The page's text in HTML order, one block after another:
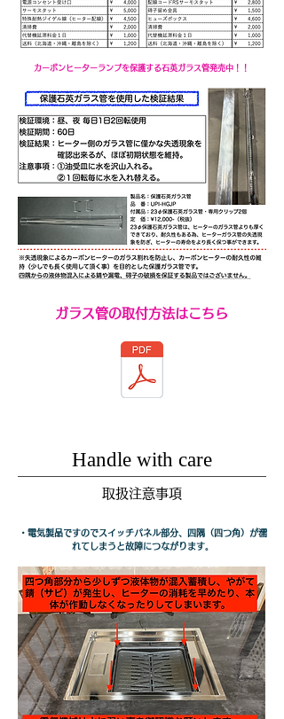
​カーボンヒーターランプを保護する石英ガラス管発売中！！
​ガラス管の取付方法はこちら​
​Handle with care
​取扱注意事項​​
・電気製品ですのでスイッチパネル部分、四隅（四つ角）が濡
れてしまうと故障につながります。